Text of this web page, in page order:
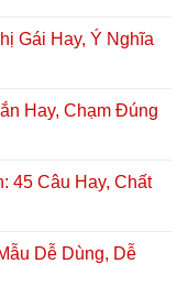
Gái Hay, Ý Nghĩa
Hay, Chạm Đúng
45 Câu Hay, Chất
Dễ Dùng, Dễ